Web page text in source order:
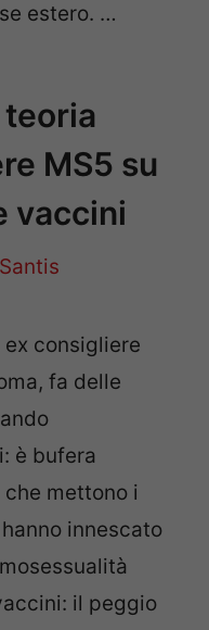
estero. …
teoria
MS5 su
vaccini
consigliere
fa delle
è bufera
mettono i
innescato
il peggio